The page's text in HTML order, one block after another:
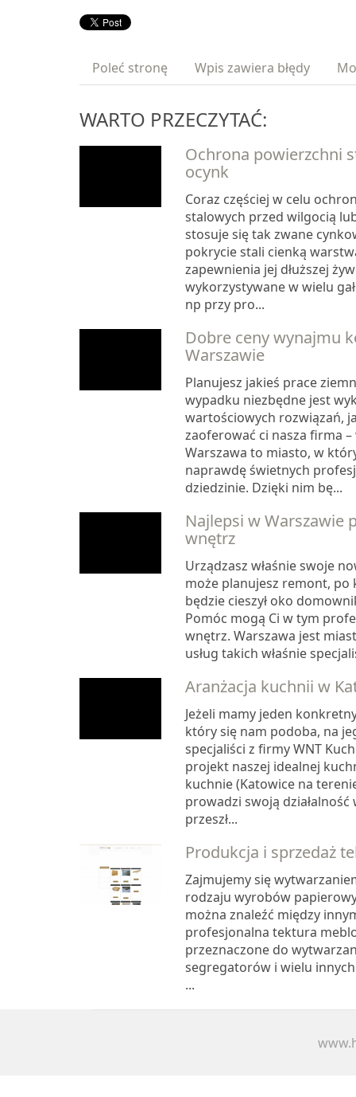
Poleć stronę Wpis zawiera błędy
WARTO PRZECZYTAĆ:
Ochrona powierzchni
ocynk
Coraz częściej w celu
stalowych przed wilgocią
stosuje się tak zwane
pokrycie stali cienką
zapewnienia jej dłuższej
wykorzystywane w wielu
np przy pro...
Dobre ceny wynajmu
Warszawie
Planujesz jakieś prace
wypadku niezbędne jest
wartościowych rozwiązań,
zaoferować ci nasza firma
Warszawa to miasto, w
naprawdę świetnych
dziedzinie. Dzięki nim bę...
Najlepsi w Warszawie
wnętrz
Urządzasz właśnie swoje
może planujesz remont,
będzie cieszył oko
Pomóc mogą Ci w tym
wnętrz. Warszawa jest
usług takich właśnie
Aranżacja kuchnii w
Jeżeli mamy jeden
który się nam podoba, na
specjaliści z firmy WNT
projekt naszej idealnej
kuchnie (Katowice na
prowadzi swoją
przeszł...
Produkcja i sprzedaż
Zajmujemy się
rodzaju wyrobów
można znaleźć między
profesjonalna tektura
przeznaczone do
segregatorów i wielu
...